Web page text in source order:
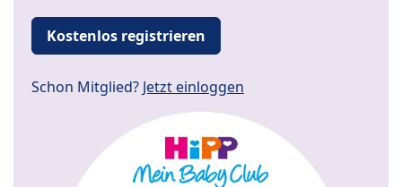
Kostenlos registrieren
Schon Mitglied? Jetzt einloggen